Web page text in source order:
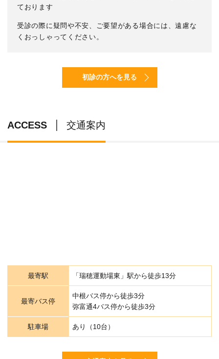
ております
受診の際に疑問や不安、ご要望がある場合には、遠慮な
くおっしゃってください。
初診の方へを見る
ACCESS 交通案内
最寄駅 「瑞穂運動場東」駅から徒歩13分
最寄バス停
中根バス停から徒歩3分
弥富通4バス停から徒歩3分
駐車場 あり（10台）